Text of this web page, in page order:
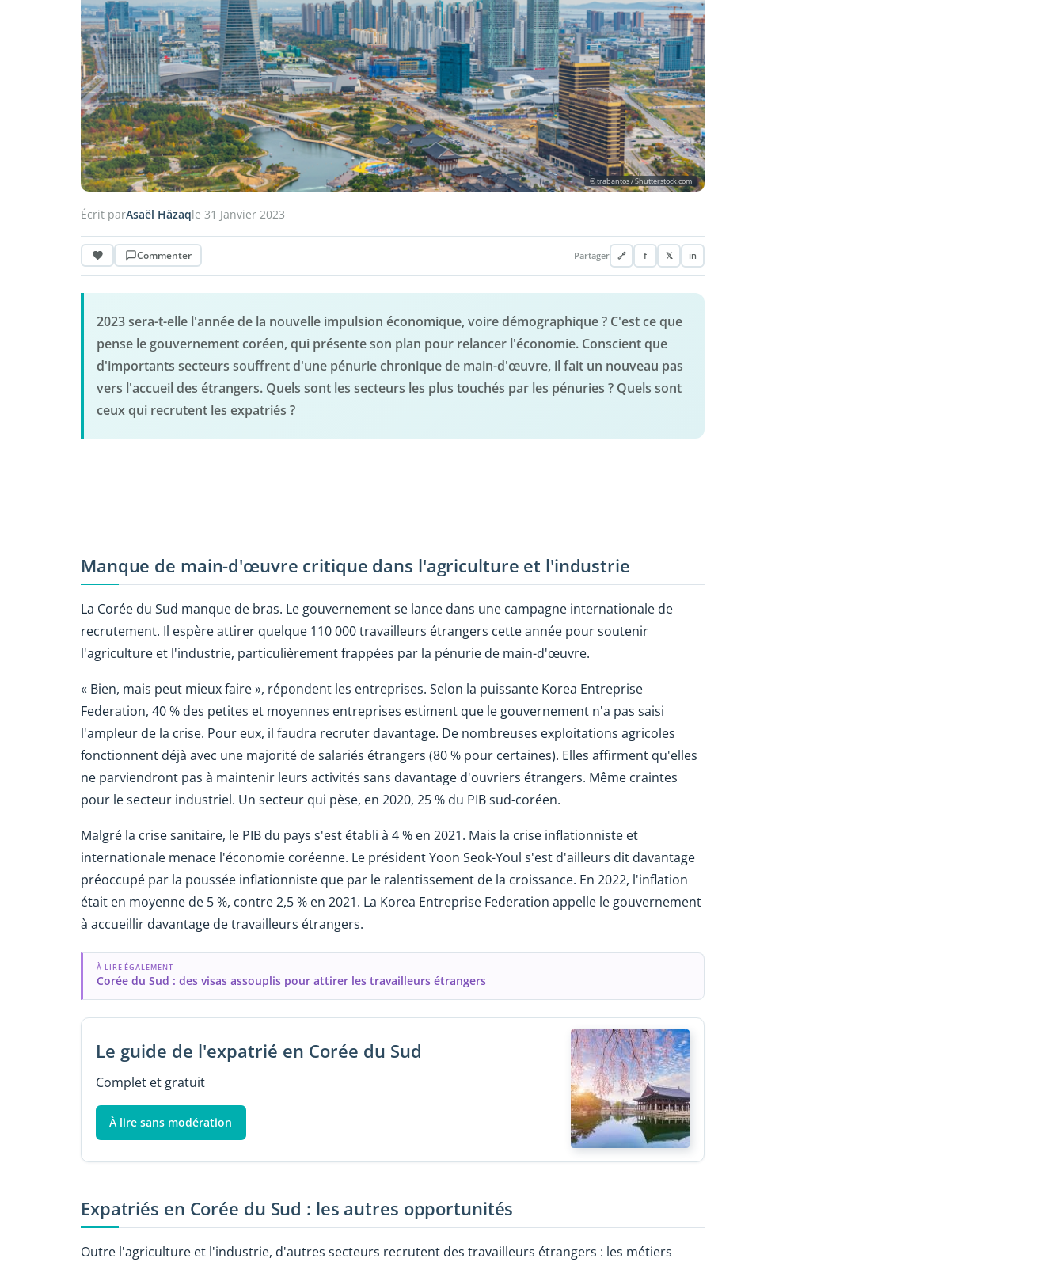
© trabantos / Shutterstock.com
Écrit parAsaël Häzaqle 31 Janvier 2023
Commenter Partager 🔗 f 𝕏 in
2023 sera-t-elle l'année de la nouvelle impulsion économique, voire démographique ? C'est ce que
pense le gouvernement coréen, qui présente son plan pour relancer l'économie. Conscient que
d'importants secteurs souffrent d'une pénurie chronique de main-d'œuvre, il fait un nouveau pas
vers l'accueil des étrangers. Quels sont les secteurs les plus touchés par les pénuries ? Quels sont
ceux qui recrutent les expatriés ?
Manque de main-d'œuvre critique dans l'agriculture et l'industrie
La Corée du Sud manque de bras. Le gouvernement se lance dans une campagne internationale de
recrutement. Il espère attirer quelque 110 000 travailleurs étrangers cette année pour soutenir
l'agriculture et l'industrie, particulièrement frappées par la pénurie de main-d'œuvre.
« Bien, mais peut mieux faire », répondent les entreprises. Selon la puissante Korea Entreprise
Federation, 40 % des petites et moyennes entreprises estiment que le gouvernement n'a pas saisi
l'ampleur de la crise. Pour eux, il faudra recruter davantage. De nombreuses exploitations agricoles
fonctionnent déjà avec une majorité de salariés étrangers (80 % pour certaines). Elles affirment qu'elles
ne parviendront pas à maintenir leurs activités sans davantage d'ouvriers étrangers. Même craintes
pour le secteur industriel. Un secteur qui pèse, en 2020, 25 % du PIB sud-coréen.
Malgré la crise sanitaire, le PIB du pays s'est établi à 4 % en 2021. Mais la crise inflationniste et
internationale menace l'économie coréenne. Le président Yoon Seok-Youl s'est d'ailleurs dit davantage
préoccupé par la poussée inflationniste que par le ralentissement de la croissance. En 2022, l'inflation
était en moyenne de 5 %, contre 2,5 % en 2021. La Korea Entreprise Federation appelle le gouvernement
à accueillir davantage de travailleurs étrangers.
À LIRE ÉGALEMENT
Corée du Sud : des visas assouplis pour attirer les travailleurs étrangers
Le guide de l'expatrié en Corée du Sud
Complet et gratuit
À lire sans modération
Expatriés en Corée du Sud : les autres opportunités
Outre l'agriculture et l'industrie, d'autres secteurs recrutent des travailleurs étrangers : les métiers